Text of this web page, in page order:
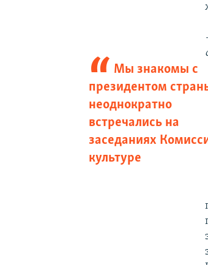
Мы знакомы с
президентом
неоднократно
встречались на
заседаниях
культуре